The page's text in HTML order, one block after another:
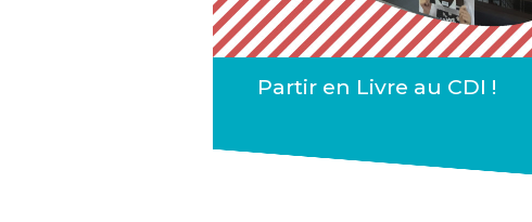
Partir en Livre au CDI !